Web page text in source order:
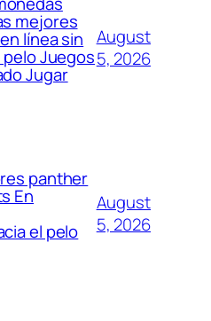
mejores
línea sin
Juegos
Jugar
August
5, 2026
panther
En
el pelo
August
5, 2026